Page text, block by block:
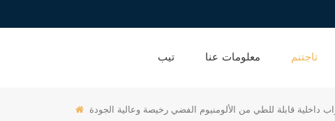
تيب معلومات عنا تاجتنم
داخلية قابلة للطي من الألومنيوم الفضي رخيصة وعالية الجودة